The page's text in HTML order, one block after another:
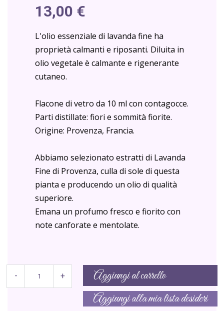
13,00 €
L'olio essenziale di lavanda fine ha
proprietà calmanti e riposanti. Diluita in
olio vegetale è calmante e rigenerante
cutaneo.
Flacone di vetro da 10 ml con contagocce.
Parti distillate: fiori e sommità fiorite.
Origine: Provenza, Francia.
Abbiamo selezionato estratti di Lavanda
Fine di Provenza, culla di sole di questa
pianta e producendo un olio di qualità
superiore.
Emana un profumo fresco e fiorito con
note canforate e mentolate.
- + Aggiungi al carrello
Aggiungi alla mia lista desideri